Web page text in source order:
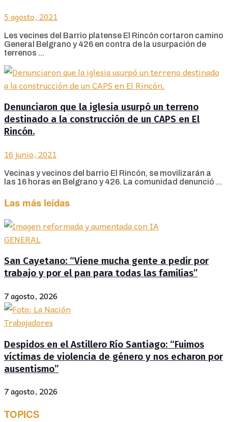
5 agosto, 2021
Les vecines del Barrio platense El Rincón cortaron camino
General Belgrano y 426 en contra de la usurpación de
terrenos ...
Denunciaron que la iglesia usurpó un terreno
destinado a la construcción de un CAPS en El
Rincón.
16 junio, 2021
Vecinas y vecinos del barrio El Rincón, se movilizarán a
las 16 horas en Belgrano y 426. La comunidad denunció ...
Las más leídas
GENERAL
San Cayetano: “Viene mucha gente a pedir por
trabajo y por el pan para todas las familias”
7 agosto, 2026
Trabajadores
Despidos en el Astillero Río Santiago: “Fuimos
víctimas de violencia de género y nos echaron por
ausentismo”
7 agosto, 2026
TOPICS